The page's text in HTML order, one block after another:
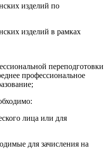
изделий по
изделий в рамках
переподготовки
профессиональное
лица или для
для зачисления на